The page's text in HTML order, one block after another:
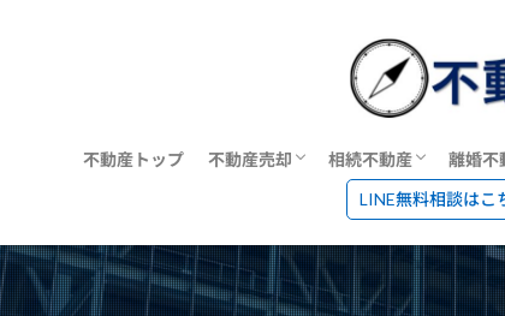
不動産トップ 不動産売却
地域の不動産会社で不動産売却・不動
の無料相談
相続不動産
相続不動産に強い不
空き家売却に強い不
離婚不
LINE無料相談はこ